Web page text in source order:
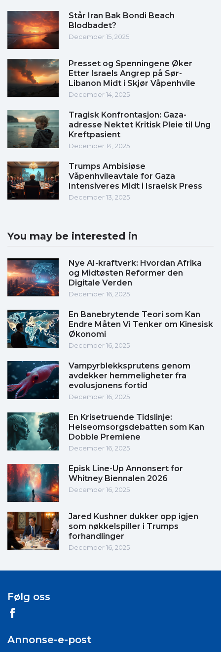
Står Iran Bak Bondi Beach
Blodbadet?
December 15, 2025
Presset og Spenningene Øker
Etter Israels Angrep på Sør-
Libanon Midt i Skjør Våpenhvile
December 14, 2025
Tragisk Konfrontasjon: Gaza-
adresse Nektet Kritisk Pleie til Ung
Kreftpasient
December 14, 2025
Trumps Ambisiøse
Våpenhvileavtale for Gaza
Intensiveres Midt i Israelsk Press
December 13, 2025
You may be interested in
Nye AI-kraftverk: Hvordan Afrika
og Midtøsten Reformer den
Digitale Verden
December 16, 2025
En Banebrytende Teori som Kan
Endre Måten Vi Tenker om Kinesisk
Økonomi
December 16, 2025
Vampyrblekksprutens genom
avdekker hemmeligheter fra
evolusjonens fortid
December 16, 2025
En Krisetruende Tidslinje:
Helseomsorgsdebatten som Kan
Dobble Premiene
December 16, 2025
Episk Line-Up Annonsert for
Whitney Biennalen 2026
December 16, 2025
Jared Kushner dukker opp igjen
som nøkkelspiller i Trumps
forhandlinger
December 16, 2025
Følg oss
Annonse-e-post